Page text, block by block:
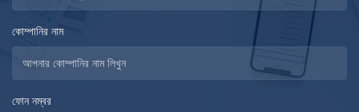
কোম্পানির নাম
ফোন নম্বর